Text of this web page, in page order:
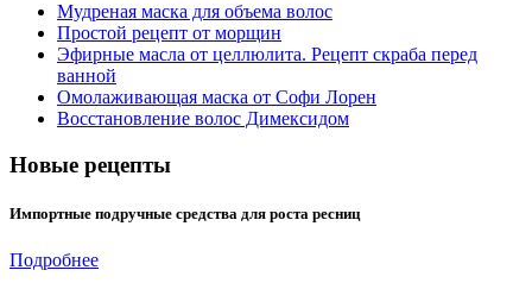
Мудреная маска для объема волос
Простой рецепт от морщин
Эфирные масла от целлюлита. Рецепт скраба перед
ванной
Омолаживающая маска от Софи Лорен
Восстановление волос Димексидом
Новые рецепты
Импортные подручные средства для роста ресниц
Подробнее